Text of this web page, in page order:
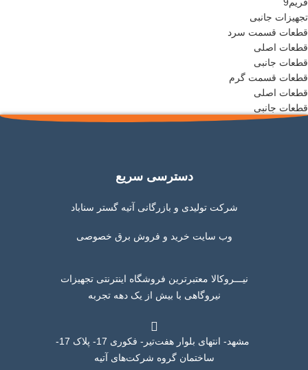
تجهیزات جانبی
قطعات قسمت سرد
قطعات اصلی
قطعات جانبی
قطعات قسمت گرم
قطعات اصلی
قطعات جانبی
دسترسی سریع
شرکت تولیدی و بازرگانی آتیه گستر سناباد
وب سایت خرید و فروش برق خصوصی
نیـــروکالا معتبرترین فروشگاه اینترنتی تجهیزات
نیروگاهی با بیش از یک دهه تجربه
مشهد- انتهای بلوار هفت‌تیر- فکوری 17- پلاک 17-
ساختمان گروه شرکت‌های آتیه